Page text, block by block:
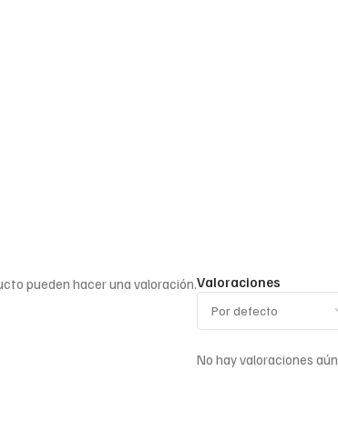
Valoraciones
No hay valoraciones aún.
pueden hacer una valoración.